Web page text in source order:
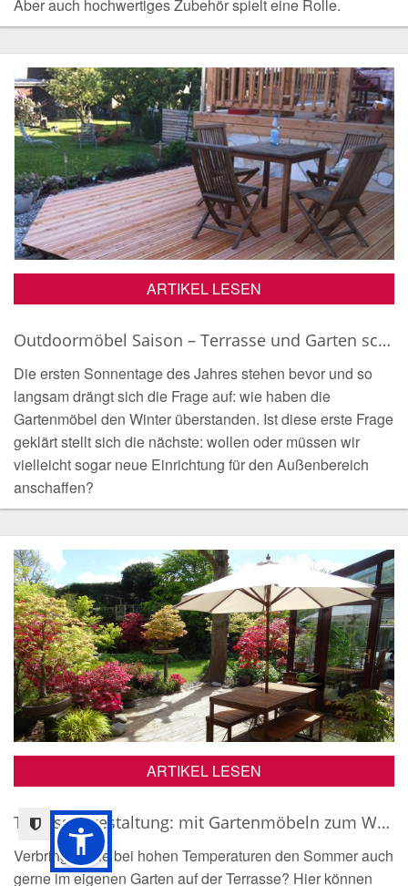
Aber auch hochwertiges Zubehör spielt eine Rolle.
ARTIKEL LESEN
Outdoormöbel Saison – Terrasse und Garten schön und individuell einrichten
Die ersten Sonnentage des Jahres stehen bevor und so
langsam drängt sich die Frage auf: wie haben die
Gartenmöbel den Winter überstanden. Ist diese erste Frage
geklärt stellt sich die nächste: wollen oder müssen wir
vielleicht sogar neue Einrichtung für den Außenbereich
anschaffen?
ARTIKEL LESEN
Terrassengestaltung: mit Gartenmöbeln zum Wohlfühlort
Verbringen Sie bei hohen Temperaturen den Sommer auch
gerne im eigenen Garten auf der Terrasse? Hier können